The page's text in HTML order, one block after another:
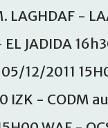
LAGHDAF -
JADIDA
12/2011
IZK - CODM